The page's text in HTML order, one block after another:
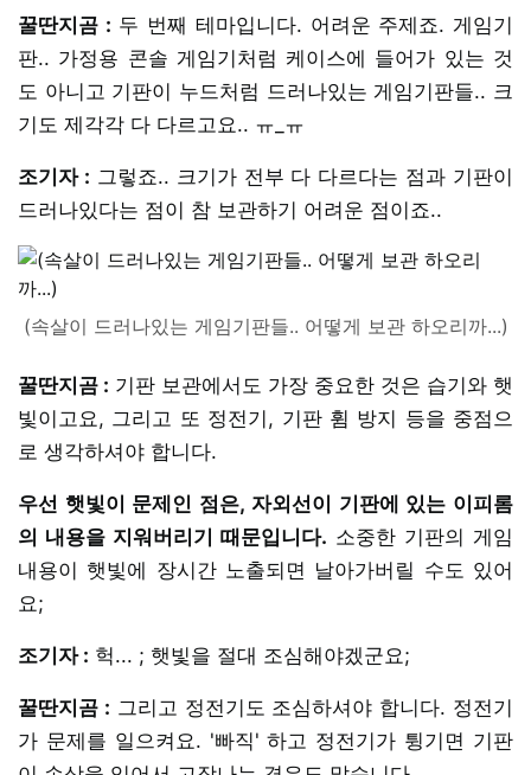
꿀딴지곰 : 두 번째 테마입니다. 어려운 주제죠. 게임기
판.. 가정용 콘솔 게임기처럼 케이스에 들어가 있는 것
도 아니고 기판이 누드처럼 드러나있는 게임기판들.. 크
기도 제각각 다 다르고요.. ㅠ_ㅠ
조기자 : 그렇죠.. 크기가 전부 다 다르다는 점과 기판이
드러나있다는 점이 참 보관하기 어려운 점이죠..
(속살이 드러나있는 게임기판들.. 어떻게 보관 하오리까...)
꿀딴지곰 : 기판 보관에서도 가장 중요한 것은 습기와 햇
빛이고요, 그리고 또 정전기, 기판 휨 방지 등을 중점으
로 생각하셔야 합니다.
우선 햇빛이 문제인 점은, 자외선이 기판에 있는 이피롬
의 내용을 지워버리기 때문입니다. 소중한 기판의 게임
내용이 햇빛에 장시간 노출되면 날아가버릴 수도 있어
요;
조기자 : 헉... ; 햇빛을 절대 조심해야겠군요;
꿀딴지곰 : 그리고 정전기도 조심하셔야 합니다. 정전기
가 문제를 일으켜요. '빠직' 하고 정전기가 튕기면 기판